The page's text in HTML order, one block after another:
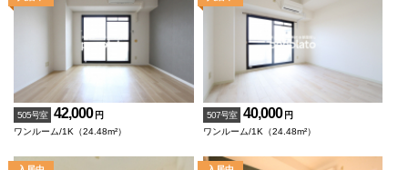
505号室 42,000 円
ワンルーム/1K（24.48m²）
507号室 40,000 円
ワンルーム/1K（24.48m²）